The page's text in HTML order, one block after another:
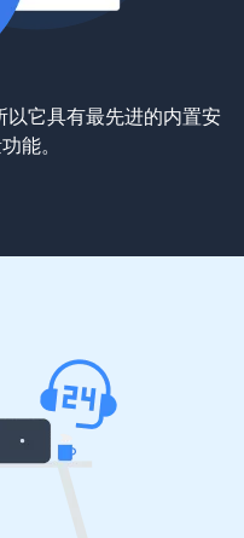
它具有最先进的内置安
能。